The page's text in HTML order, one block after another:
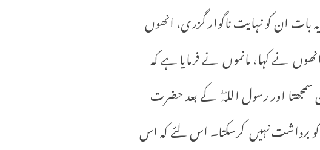
بات ان کو نہایت ناگوار گزری، انھوں
نے کہا، مانموں نے فرمایا ہے کہ
اور رسول اللہۖ کے بعد حضرت
برداشت نہیں کرسکتا۔ اس لئے کہ اس